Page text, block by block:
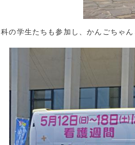
の学生たちも参加し、かんごちゃ